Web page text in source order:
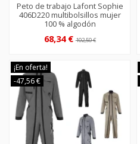
Peto de trabajo Lafont Sophie
406D220 multibolsillos mujer
100 % algodón
68,34 €102,50 €
¡En oferta!
-47,56 €